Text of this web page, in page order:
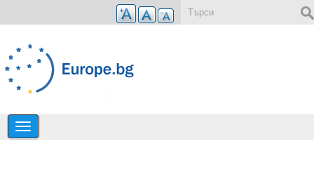
Премини към основното съдържание